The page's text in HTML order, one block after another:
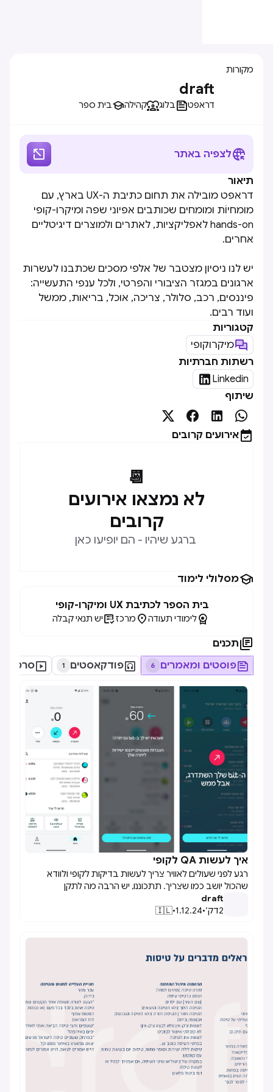
מקורות
draft
דראפטבלוגקהילהבית ספר
לצפיה באתר 
תיאור
דראפט מובילה את תחום כתיבת ה-UX בארץ, עם
מומחיוֹת ומומחים שכותבים אפיוני שפה ומיקרו-קופי
hands-on לאפליקציות, לאתרים ולמוצרים דיגיטליים
אחרים.
יש לנו ניסיון מצטבר של אלפי מסכים שכתבנו לעשרות
ארגונים במגזר הציבורי והפרטי, ולכל ענפי התעשייה:
פיננסים, רכב, סלולר, צריכה, אוכל, בריאות, ממשל
ועוד רבים.
קטגוריות
מיקרוקופי
רשתות חברתיות
 Linkedin
שיתוף




אירועים קרובים
📆
לא נמצאו אירועים
קרובים
ברגע שיהיו - הם יופיעו כאן
מסלולי לימוד
בית הספר לכתיבת UX ומיקרו-קופי
לימודי תעודה מרכזיש תנאי קבלה
תכנים
פוסטים ומאמרים 6
פודקאסטים 1


איך לעשות QA לקופי
רגע לפני שעולים לאוויר צריך לעשות בדיקות לקופי ולוודא
שהכול יושב כמו שצריך. תתכוננו, יש הרבה מה לתקן
draft
2דק׳•
1.12.24
•
🇮🇱